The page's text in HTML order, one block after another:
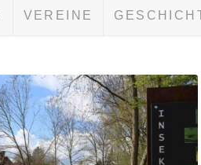
VEREINE